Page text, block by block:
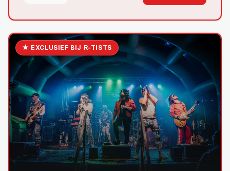
★ EXCLUSIEF BIJ R-TISTS